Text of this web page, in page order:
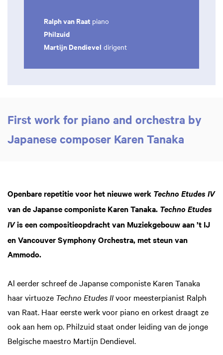
Ralph van Raat piano
Philzuid
Martijn Dendievel dirigent
First work for piano and orchestra by
Japanese composer Karen Tanaka
Openbare repetitie voor het nieuwe werk Techno Etudes IV
van de Japanse componiste Karen Tanaka. Techno Etudes
IVis een compositieopdracht van Muziekgebouw aan ’t IJ
en Vancouver Symphony Orchestra, met steun van
Ammodo.
Al eerder schreef de Japanse componiste Karen Tanaka
haar virtuoze Techno Etudes IIvoor meesterpianist Ralph
van Raat. Haar eerste werk voor piano en orkest draagt ze
ook aan hem op. Philzuid staat onder leiding van de jonge
Belgische maestro Martijn Dendievel.